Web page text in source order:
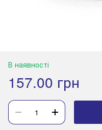
В наявності
157.00 грн